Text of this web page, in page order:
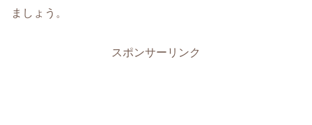
ましょう。
スポンサーリンク